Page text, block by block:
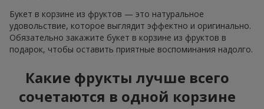
Букет в корзине из фруктов — это натуральное
удовольствие, которое выглядит эффектно и оригинально.
Обязательно закажите букет в корзине из фруктов в
подарок, чтобы оставить приятные воспоминания надолго.
Какие фрукты лучше всего
сочетаются в одной корзине